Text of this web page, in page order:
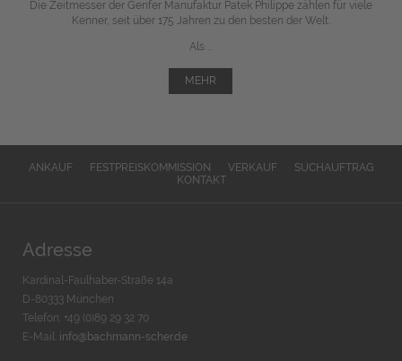
Die Zeitmesser der Genfer Manufaktur Patek Philippe zählen für viele
Kenner, seit über 175 Jahren zu den besten der Welt.
Als ...
MEHR
ANKAUF FESTPREISKOMMISSION VERKAUF
SUCHAUFTRAG
KONTAKT
Adresse
Kardinal-Faulhaber-Straße 14a
D-80333 München
Telefon: +49 (0)89 29 32 70
E-Mail: info@bachmann-scher.de